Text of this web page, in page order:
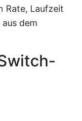
Rate, Laufzeit
dem